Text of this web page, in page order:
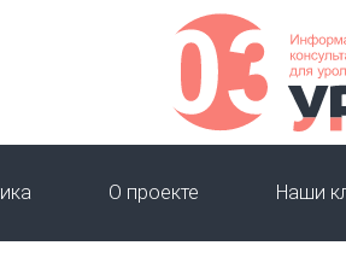
О проекте Наши